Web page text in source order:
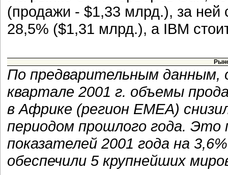
(продажи - $1,33 млрд.), за ней
28,5% ($1,31 млрд.), а IBM
По предварительным данным,
квартале 2001 г. объемы
в Африке (регион EMEA)
периодом прошлого года.
показателей 2001 года на
обеспечили 5 крупнейших